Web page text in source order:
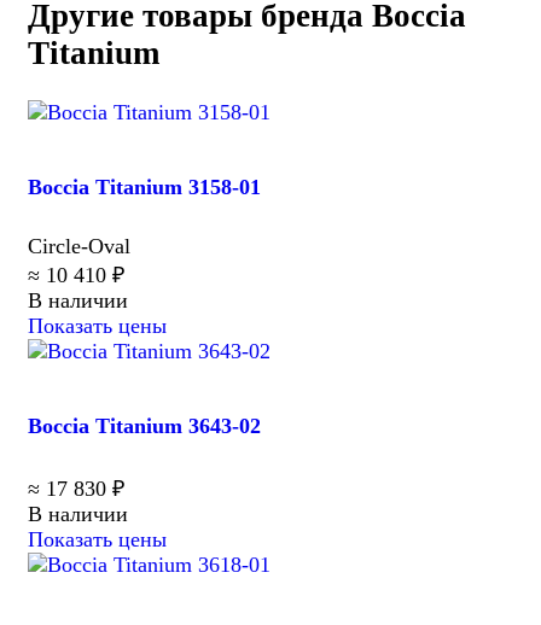
Другие товары бренда Boccia
Titanium
Boccia Titanium 3158-01
Circle-Oval
≈ 10 410 ₽
В наличии
Показать цены
Boccia Titanium 3643-02
≈ 17 830 ₽
В наличии
Показать цены